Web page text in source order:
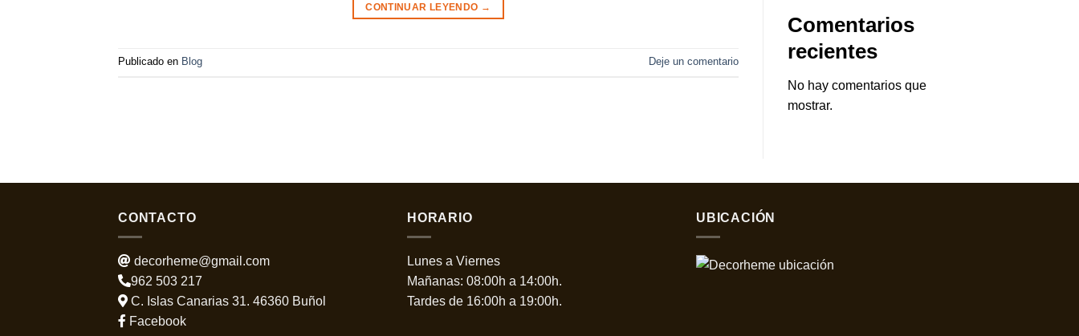
CONTINUAR LEYENDO →
Publicado en Blog Deje un comentario
Comentarios
recientes
No hay comentarios que
mostrar.
CONTACTO
decorheme@gmail.com
962 503 217
C. Islas Canarias 31. 46360 Buñol
Facebook
HORARIO
Lunes a Viernes
Mañanas: 08:00h a 14:00h.
Tardes de 16:00h a 19:00h.
UBICACIÓN